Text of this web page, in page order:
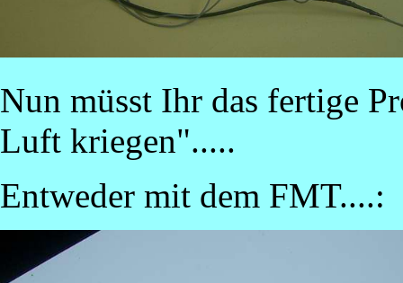
Nun müsst Ihr das fertige
Luft kriegen".....
Entweder mit dem FMT....: